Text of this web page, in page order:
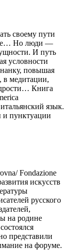
своему пути
Но люди —
И путь
условности
повышая
в медитации,
Книга
язык.
и пунктуации
Fondazione
искусств
русского
на родине
представили
на форуме.